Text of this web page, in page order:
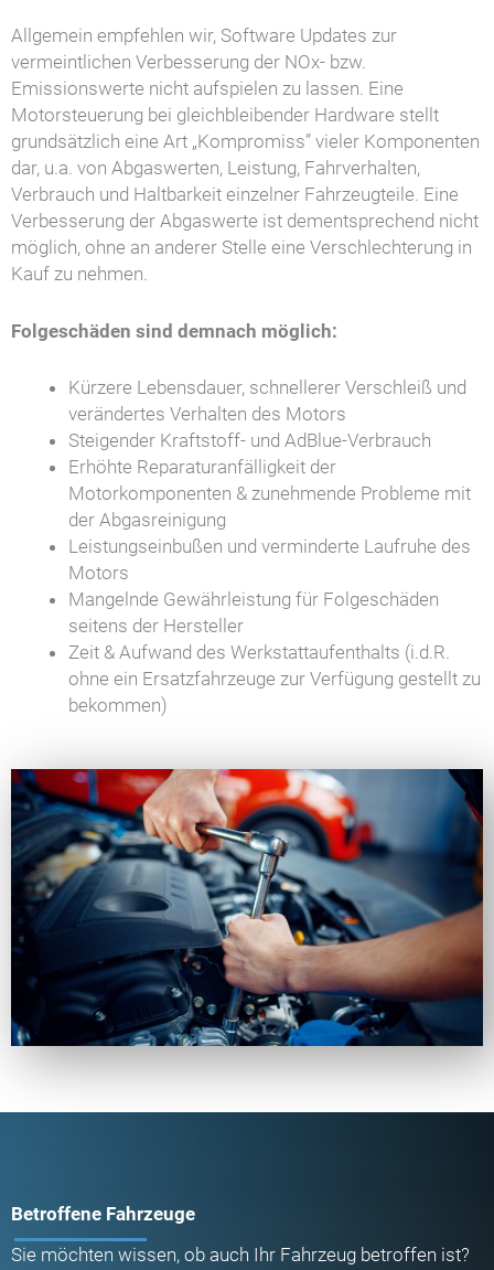
Allgemein empfehlen wir, Software Updates zur
vermeintlichen Verbesserung der NOx- bzw.
Emissionswerte nicht aufspielen zu lassen. Eine
Motorsteuerung bei gleichbleibender Hardware stellt
grundsätzlich eine Art „Kompromiss” vieler Komponenten
dar, u.a. von Abgaswerten, Leistung, Fahrverhalten,
Verbrauch und Haltbarkeit einzelner Fahrzeugteile. Eine
Verbesserung der Abgaswerte ist dementsprechend nicht
möglich, ohne an anderer Stelle eine Verschlechterung in
Kauf zu nehmen.
Folgeschäden sind demnach möglich:
Kürzere Lebensdauer, schnellerer Verschleiß und
verändertes Verhalten des Motors
Steigender Kraftstoff- und AdBlue-Verbrauch
Erhöhte Reparaturanfälligkeit der
Motorkomponenten & zunehmende Probleme mit
der Abgasreinigung
Leistungseinbußen und verminderte Laufruhe des
Motors
Mangelnde Gewährleistung für Folgeschäden
seitens der Hersteller
Zeit & Aufwand des Werkstattaufenthalts (i.d.R.
ohne ein Ersatzfahrzeuge zur Verfügung gestellt zu
bekommen)
Betroffene Fahrzeuge
Sie möchten wissen, ob auch Ihr Fahrzeug betroffen ist?